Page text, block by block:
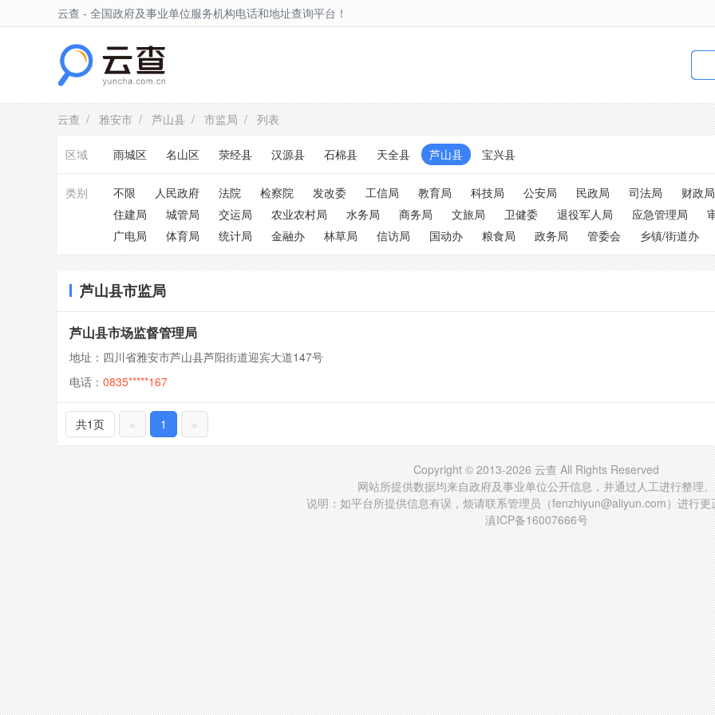
云查 - 全国政府及事业单位服务机构电话和地址查询平台！
云查/雅安市/芦山县/市监局/ 列表
区域 雨城区 名山区 荥经县 汉源县 石棉县 天全县 芦山县 宝兴县
类别 不限 人民政府 法院 检察院 发改委 工信局 教育局 科技局 公安局 民政局 司法局 财政局
住建局
城管局 交运局 农业农村局 水务局 商务局 文旅局 卫健委 退役军人局 应急管理局
广电局
体育局 统计局 金融办 林草局 信访局 国动办 粮食局 政务局 管委会 乡镇/街道办
芦山县市监局
芦山县市场监督管理局
地址：四川省雅安市芦山县芦阳街道迎宾大道147号
电话： 0835*****167
共1页 « 1 »
Copyright © 2013-2026 云查 All Rights Reserved
网站所提供数据均来自政府及事业单位公开信息，并通过人工进行整理。
说明：如平台所提供信息有误，烦请联系管理员（fenzhiyun@aliyun.com）进行更
滇ICP备16007666号